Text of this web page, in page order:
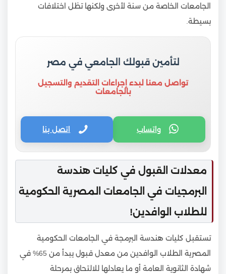
الجامعات الخاصة من سنة لأخرى ولكنها تظل اختلافات
بسيطة.
لتأمين قبولك الجامعي في مصر
تواصل معنا لبدء إجراءات التقديم والتسجيل
بالجامعات
واتساب اتصل بنا
معدلات القبول في كليات هندسة
البرمجيات في الجامعات المصرية الحكومية
للطلاب الوافدين!
تستقبل كليات هندسة البرمجة في الجامعات الحكومية
المصرية الطلاب الوافدين من معدل قبول يبدأ من 65% في
شهادة الثانوية العامة أو ما يعادلها للالتحاق بمرحلة